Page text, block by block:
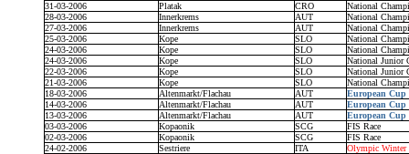
31-03-2006
Platak CRO
National
28-03-2006
Innerkrems AUT
National
27-03-2006
Innerkrems AUT
National
25-03-2006
Kope SLO
National
24-03-2006
Kope SLO
National
24-03-2006
Kope SLO
National Junior
22-03-2006
Kope SLO
National Junior
21-03-2006
Kope SLO
National
18-03-2006
Altenmarkt/Flachau AUT
European Cup
14-03-2006
Altenmarkt/Flachau AUT
European Cup
13-03-2006
Altenmarkt/Flachau AUT
European Cup
03-03-2006
Kopaonik SCG
FIS Race
02-03-2006
Kopaonik SCG
FIS Race
24-02-2006
Sestriere ITA
Olympic Winter